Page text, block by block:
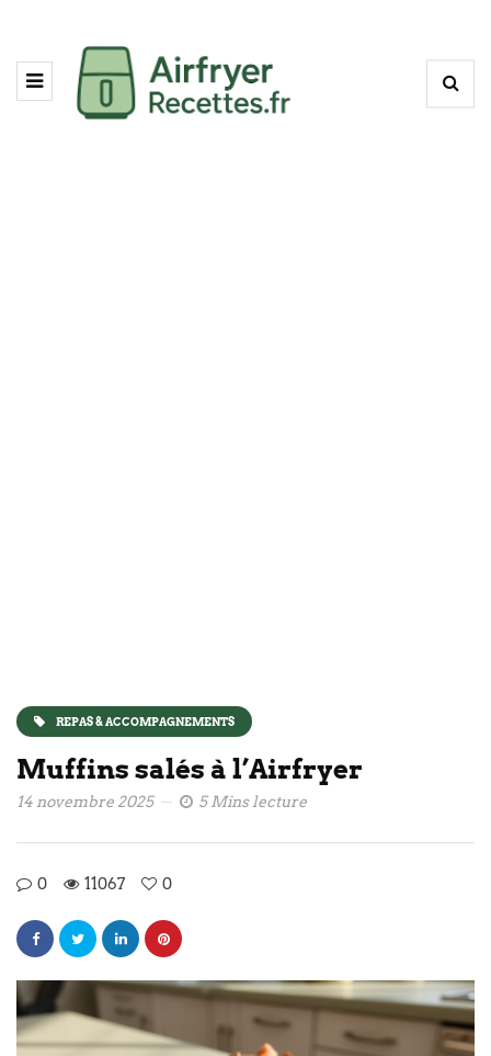
REPAS & ACCOMPAGNEMENTS
Muffins salés à l’Airfryer
14 novembre 2025 5 Mins lecture
0 11067 0